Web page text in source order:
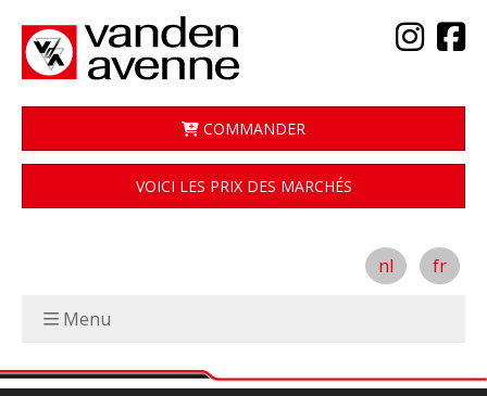
COMMANDER
VOICI LES PRIX DES MARCHÉS
nl fr
Menu